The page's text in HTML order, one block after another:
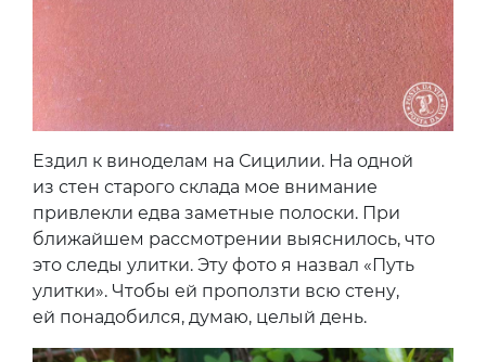
Ездил к виноделам на Сицилии. На одной
из стен старого склада мое внимание
привлекли едва заметные полоски. При
ближайшем рассмотрении выяснилось, что
это следы улитки. Эту фото я назвал «Путь
улитки». Чтобы ей проползти всю стену,
ей понадобился, думаю, целый день.